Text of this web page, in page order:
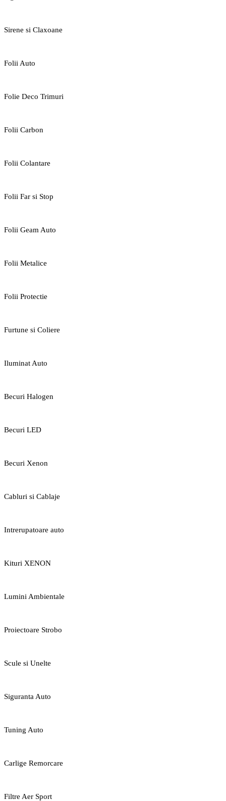
Sirene si Claxoane
Folii Auto
Folie Deco Trimuri
Folii Carbon
Folii Colantare
Folii Far si Stop
Folii Geam Auto
Folii Metalice
Folii Protectie
Furtune si Coliere
Iluminat Auto
Becuri Halogen
Becuri LED
Becuri Xenon
Cabluri si Cablaje
Intrerupatoare auto
Kituri XENON
Lumini Ambientale
Proiectoare Strobo
Scule si Unelte
Siguranta Auto
Tuning Auto
Carlige Remorcare
Filtre Aer Sport